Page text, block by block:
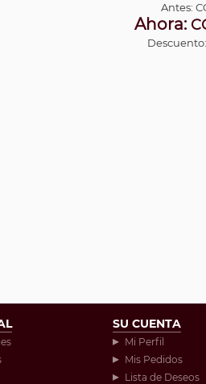
Antes:
Ahora:
Descuento:
SU CUENTA
Mi Perfil
Mis Pedidos
Lista de Deseos